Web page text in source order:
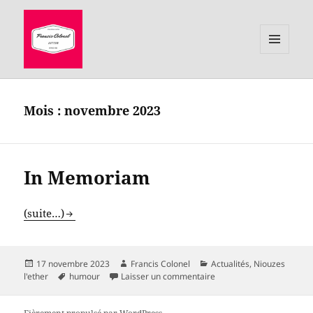
WIDGETS
Mois :novembre 2023
In Memoriam
(suite…)
Publié
le
17 novembre 2023 Auteur
Francis Colonel Catégories
Actualités, Niouzes
l'ether
Mots-
humour Laisser un commentairesur In Memoriam